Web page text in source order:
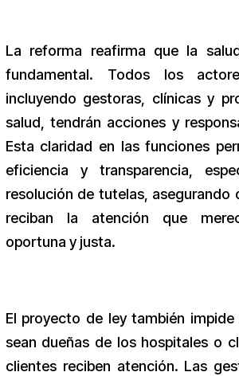
La reforma reafirma que la
fundamental. Todos los
incluyendo gestoras, clínicas y
salud, tendrán acciones y
Esta claridad en las funciones
eficiencia y transparencia,
resolución de tutelas, asegurando
reciban la atención que
oportuna y justa.
El proyecto de ley también
sean dueñas de los hospitales o
clientes reciben atención. Las